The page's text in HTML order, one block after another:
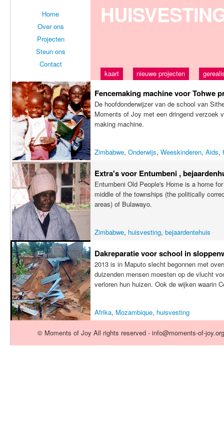
Home
Over ons
Projecten
Steun ons
Contact
kaart nieuwe projecten
Fencemaking machine voor Tohwe
De hoofdonderwijzer van de school van
Moments of Joy met een dringend verzoek
making machine.
Zimbabwe, Onderwijs, Weeskinderen, Aids,
Extra's voor Entumbeni ,
Entumbeni Old People's Home is a home
middle of the townships (the politically
areas) of Bulawayo.
Zimbabwe, huisvesting, bejaardentehuis
Dakreparatie voor school in
2013 is in Maputo slecht begonnen met
duizenden mensen moesten op de vlucht
verloren hun huizen. Ook de wijken waarin
Afrika, Mozambique, huisvesting
© Moments of Joy All rights reserved - info@moments-of-